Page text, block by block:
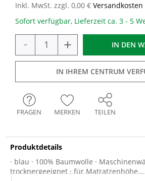
Inkl. MwSt. zzgl. 0,00 € Versandkosten
Sofort verfügbar, Lieferzeit ca. 3 - 5
- + IN DEN
IN IHREM CENTRUM
FRAGEN MERKEN TEILEN
Produktdetails
· blau · 100% Baumwolle ·
trocknergeeignet · für Matratzenhöhe...